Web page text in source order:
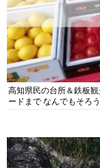
高知県民の台所＆鉄板
ードまで なんでもそろ